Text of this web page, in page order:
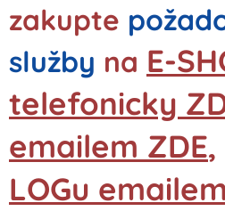
zakupte
služby na E-
telefonicky
emailem ZDE,
LOGu